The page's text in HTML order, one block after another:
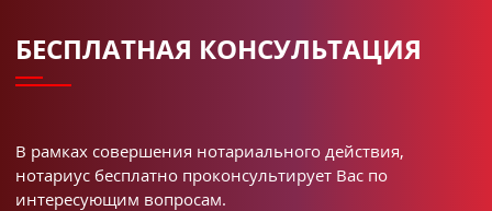
БЕСПЛАТНАЯ КОНСУЛЬТАЦИЯ
В рамках совершения нотариального действия,
нотариус бесплатно проконсультирует Вас по
интересующим вопросам.